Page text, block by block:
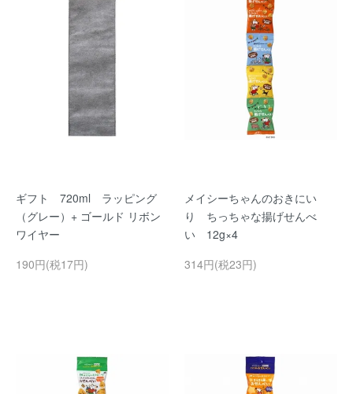
ギフト 720ml ラッピング
（グレー）+ ゴールド リボン
ワイヤー
190円(税17円)
メイシーちゃんのおきにい
り ちっちゃな揚げせんべ
い 12g×4
314円(税23円)